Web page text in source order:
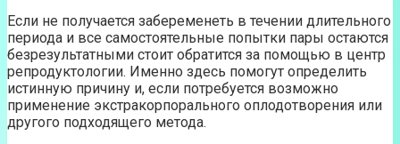
Если не получается забеременеть в течении длительного
периода и все самостоятельные попытки пары остаются
безрезультатными стоит обратится за помощью в центр
репродуктологии. Именно здесь помогут определить
истинную причину и, если потребуется возможно
применение экстракорпорального оплодотворения или
другого подходящего метода.